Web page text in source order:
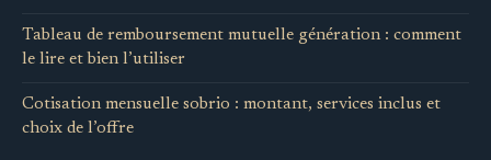
Tableau de remboursement mutuelle génération : comment
le lire et bien l’utiliser
Cotisation mensuelle sobrio : montant, services inclus et
choix de l’offre